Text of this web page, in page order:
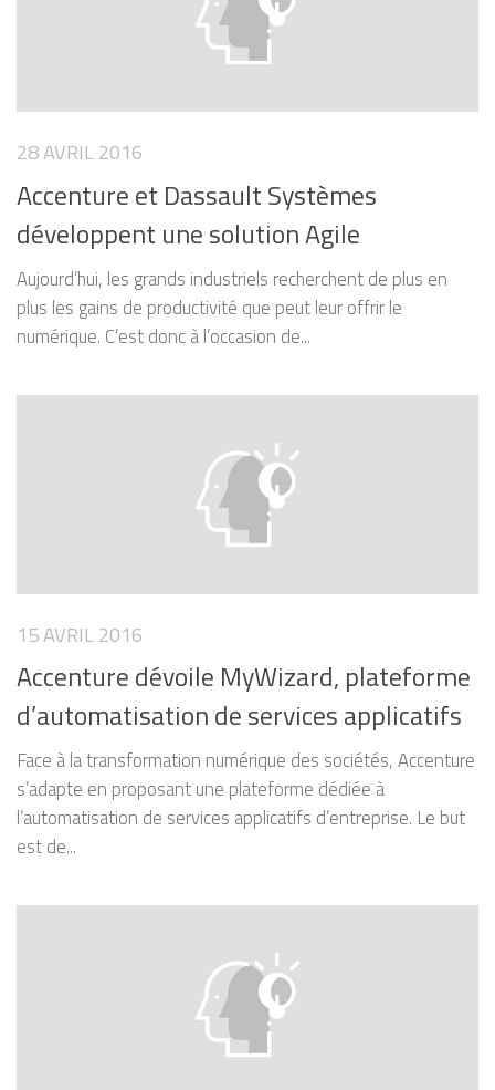
28 AVRIL 2016
Accenture et Dassault Systèmes
développent une solution Agile
Aujourd’hui, les grands industriels recherchent de plus en
plus les gains de productivité que peut leur offrir le
numérique. C’est donc à l’occasion de...
15 AVRIL 2016
Accenture dévoile MyWizard, plateforme
d’automatisation de services applicatifs
Face à la transformation numérique des sociétés, Accenture
s’adapte en proposant une plateforme dédiée à
l’automatisation de services applicatifs d’entreprise. Le but
est de...